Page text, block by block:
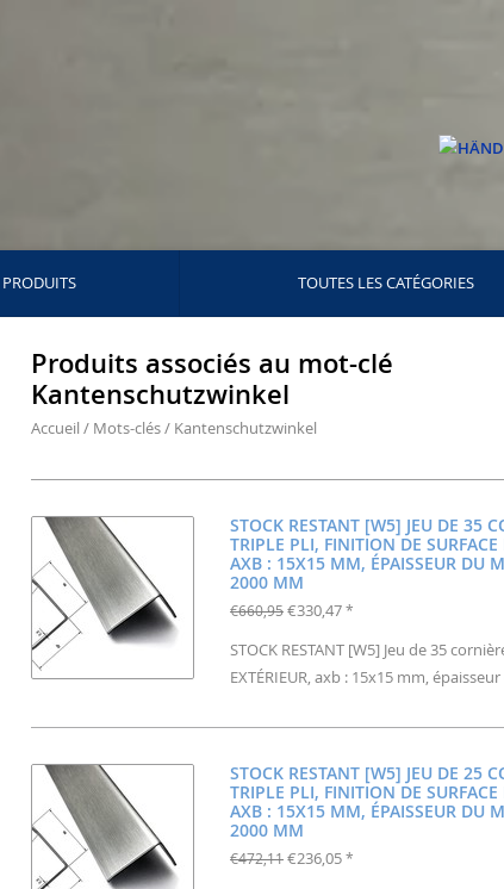
TOUTES LES CATÉGORIES
Produits associés au mot-clé
Kantenschutzwinkel
Accueil / Mots-clés/ Kantenschutzwinkel
STOCK RESTANT [W5] JEU DE 35
TRIPLE PLI, FINITION DE
AXB : 15X15 MM, ÉPAISSEUR DU
2000 MM
€660,95 €330,47 *
STOCK RESTANT [W5] Jeu de 35
EXTÉRIEUR, axb : 15x15 mm,
STOCK RESTANT [W5] JEU DE 25
TRIPLE PLI, FINITION DE
AXB : 15X15 MM, ÉPAISSEUR DU
2000 MM
€472,11 €236,05 *